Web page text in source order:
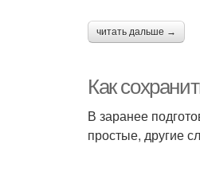
читать дальше →
Как
В заранее
простые, другие